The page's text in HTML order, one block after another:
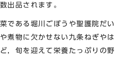
出品されます。
である堀川ごぼうや聖護院だい
煮物に欠かせない九条ねぎやは
，旬を迎えて栄養たっぷりの野